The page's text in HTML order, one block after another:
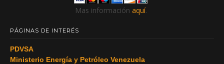
Mas información aquí.
PÁGINAS DE INTERÉS
PDVSA
Ministerio Energía y Petróleo Venezuela